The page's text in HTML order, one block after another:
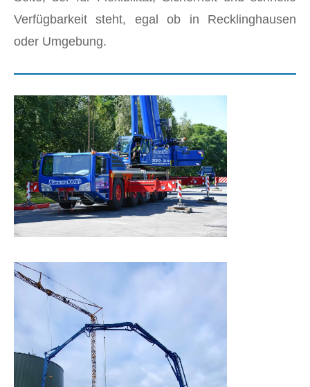
Verfügbarkeit steht, egal ob in Recklinghausen
oder Umgebung.